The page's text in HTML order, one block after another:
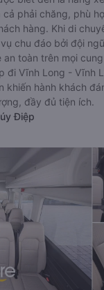
phải chăng, phù
hàng. Khi di
chu đáo bởi đội
an toàn trên mọi
đi Vĩnh Long - Vĩnh
khiến hành khách
đầy đủ tiện ích.
Điệp